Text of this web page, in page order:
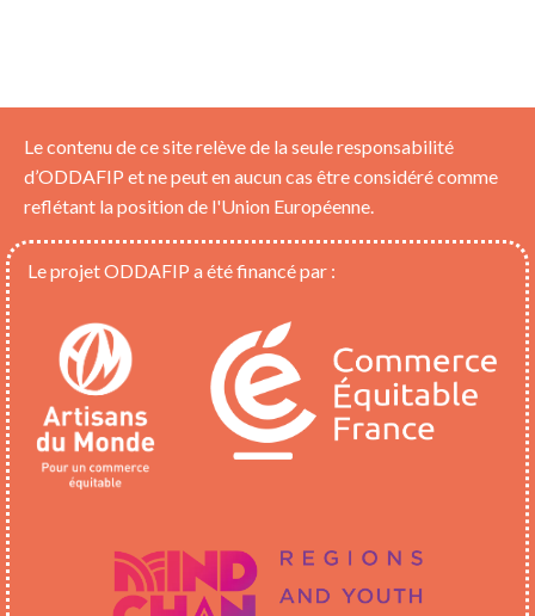
Le contenu de ce site relève de la seule responsabilité
d’ODDAFIP et ne peut en aucun cas être considéré comme
reflétant la position de l'Union Européenne.
Le projet ODDAFIP a été financé par :